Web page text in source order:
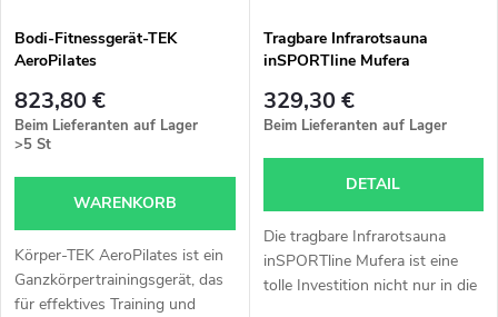
g
t
e
Bodi-Fitnessgerät-TEK
AeroPilates
823,80 €
Beim Lieferanten auf Lager
>5 St
WARENKORB
Körper-TEK AeroPilates ist ein
Ganzkörpertrainingsgerät, das
für effektives Training und
Tragbare Infrarotsauna
inSPORTline Mufera
329,30 €
Beim Lieferanten auf Lager
DETAIL
Die tragbare Infrarotsauna
inSPORTline Mufera ist eine
tolle Investition nicht nur in die